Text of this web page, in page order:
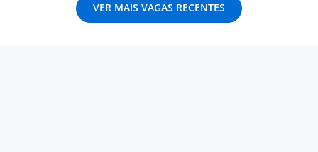
VER MAIS VAGAS RECENTES